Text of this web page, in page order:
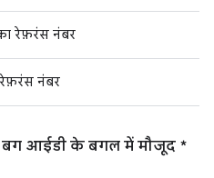
रेफ़रंस नंबर
रेफ़रंस नंबर
आईडी के बगल में मौजूद *